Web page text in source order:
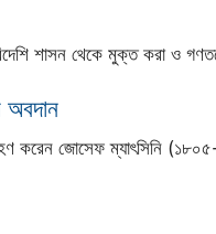
শাসন থেকে মুক্ত করা ও
অবদান
করেন জোসেফ ম্যাৎসিনি